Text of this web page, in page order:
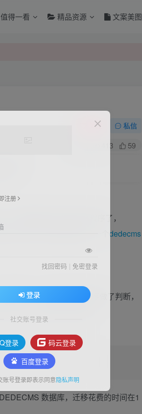
值得一看 精品资源 文案美图
关注 私信
413 59
life.
情
那就需要转到其他网站程序了，
和几个程序员制作了一个 dedecms
行导入，虽然我们的程序做了判断，
中进行导入操作。
数据库，迁移花费的时间在1
注册
找回密码 | 免密登录
登录
社交账号登录
登录
码云登录
百度登录
账号登录即表示同意隐私声明